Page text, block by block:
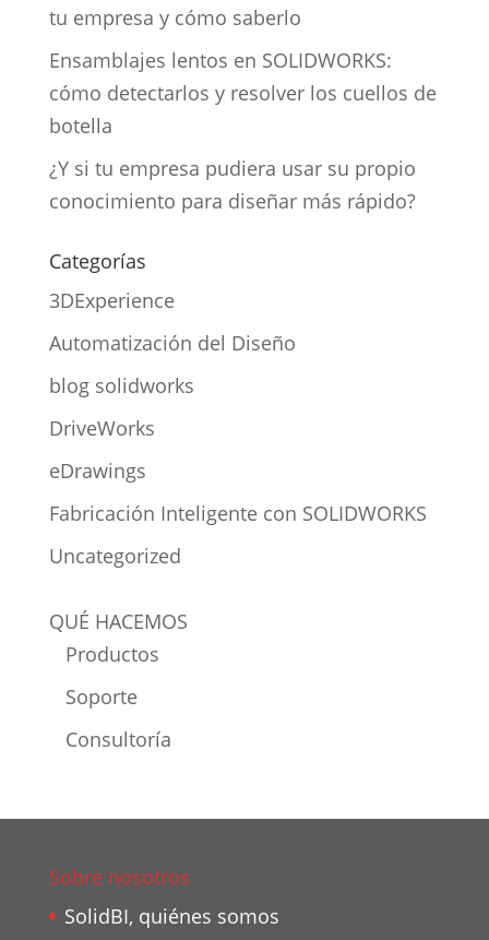
tu empresa y cómo saberlo
Ensamblajes lentos en SOLIDWORKS:
cómo detectarlos y resolver los cuellos de
botella
¿Y si tu empresa pudiera usar su propio
conocimiento para diseñar más rápido?
Categorías
3DExperience
Automatización del Diseño
blog solidworks
DriveWorks
eDrawings
Fabricación Inteligente con SOLIDWORKS
Uncategorized
QUÉ HACEMOS
Productos
Soporte
Consultoría
Sobre nosotros
SolidBI, quiénes somos